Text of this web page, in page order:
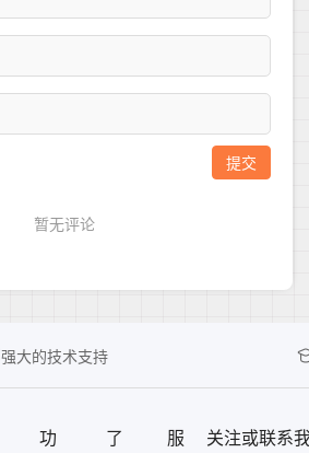
强大的技术支持
功
了
服
关注或联系